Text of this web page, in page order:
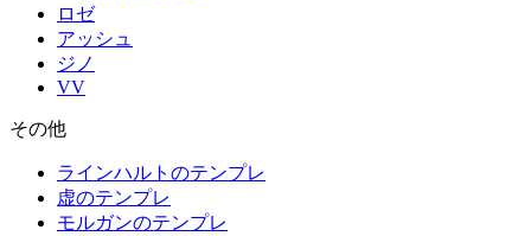
ロゼ
アッシュ
ジノ
VV
その他
ラインハルトのテンプレ
虚のテンプレ
モルガンのテンプレ